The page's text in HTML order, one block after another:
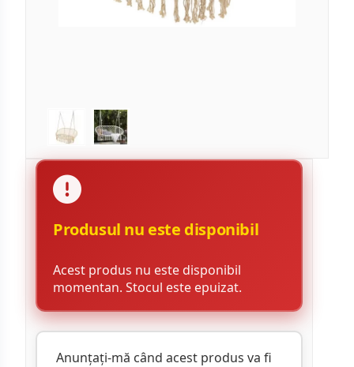
Produsul nu este disponibil
Acest produs nu este disponibil
momentan. Stocul este epuizat.
Anunțați-mă când acest produs va fi